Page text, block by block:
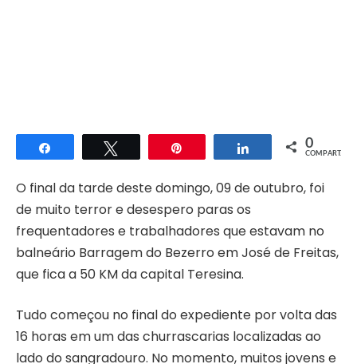
Compartilhar Compartilhar
0
COMPART.
O final da tarde deste domingo, 09 de outubro, foi
de muito terror e desespero paras os
frequentadores e trabalhadores que estavam no
balneário Barragem do Bezerro em José de Freitas,
que fica a 50 KM da capital Teresina.
Tudo começou no final do expediente por volta das
16 horas em um das churrascarias localizadas ao
lado do sangradouro. No momento, muitos jovens e